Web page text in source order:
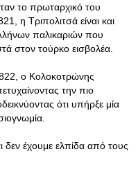
το πρωταρχικό του
η Τριπολιτσά είναι και
παλικαριών που
στον τούρκο εισβολέα.
ο Κολοκοτρώνης
την πιο
ότι υπήρξε μία
δεν έχουμε ελπίδα από τους